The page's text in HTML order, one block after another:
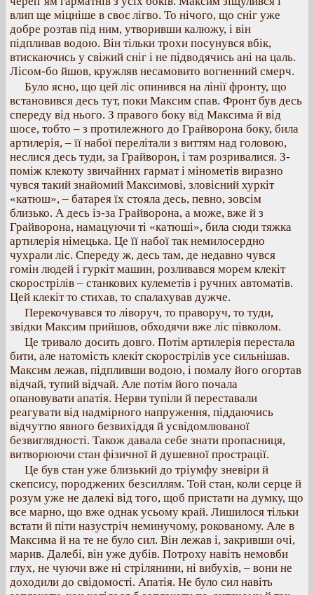
влип ще міцніше в своє лігво. То нічого, що сніг уже
добре розтав під ним, утворивши калюжу, і він
підпливав водою. Він тільки трохи посунувся вбік,
втискаючись у свіжий сніг і не підводячись ані на цаль.
Лісом-бо йшов, кружляв несамовито вогненний смерч.
Було ясно, що цей ліс опинився на лінії фронту, що
встановився десь тут, поки Максим спав. Фронт був десь
спереду від нього. З правого боку від Максима й від
шосе, тобто – з протилежного до Грайворона боку, била
артилерія, – її набої перелітали з виттям над головою,
неслися десь туди, за Грайворон, і там розривалися. З-
поміж клекоту звичайних гармат і мінометів виразно
чувся такий знайомий Максимові, зловісний хуркіт
«катюш», – батарея їх стояла десь, певно, зовсім
близько. А десь із-за Грайворона, а може, вже й з
Грайворона, намацуючи ті «катюші», била сюди тяжка
артилерія німецька. Це її набої так немилосердно
чухрали ліс. Спереду ж, десь там, де недавно чувся
гомін людей і гуркіт машин, розливався морем клекіт
скорострілів – станкових кулеметів і ручних автоматів.
Цей клекіт то стихав, то спалахував дужче.
Перекочувався то ліворуч, то праворуч, то туди,
звідки Максим прийшов, обходячи вже ліс півколом.
Це тривало досить довго. Потім артилерія перестала
бити, але натомість клекіт скорострілів усе сильнішав.
Максим лежав, підпливши водою, і помалу його огортав
відчай, тупий відчай. Але потім його почала
опановувати апатія. Нерви тупіли й переставали
реагувати від надмірного напруження, піддаючись
відчуттю явного безвихіддя й усвідомлюваної
безвиглядності. Також давала себе знати пропасниця,
витворюючи стан фізичної й душевної прострації.
Це був стан уже близький до тріумфу зневіри й
скепсису, породжених безсиллям. Той стан, коли серце й
розум уже не далекі від того, щоб пристати на думку, що
все марно, що вже однак усьому край. Лишилося тільки
встати й піти назустріч неминучому, рокованому. Але в
Максима й на те не було сил. Він лежав і, закривши очі,
марив. Далебі, він уже дубів. Потроху навіть немовби
глух, не чуючи вже ні стрілянини, ні вибухів, – вони не
доходили до свідомості. Апатія. Не було сил навіть